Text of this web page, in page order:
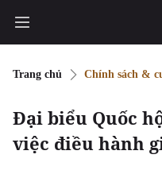
Trang chủ Chính sách &
Đại biểu Quốc
việc điều hành